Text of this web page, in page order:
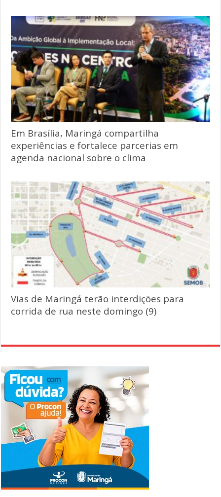
Em Brasília, Maringá compartilha
experiências e fortalece parcerias em
agenda nacional sobre o clima
Vias de Maringá terão interdições para
corrida de rua neste domingo (9)